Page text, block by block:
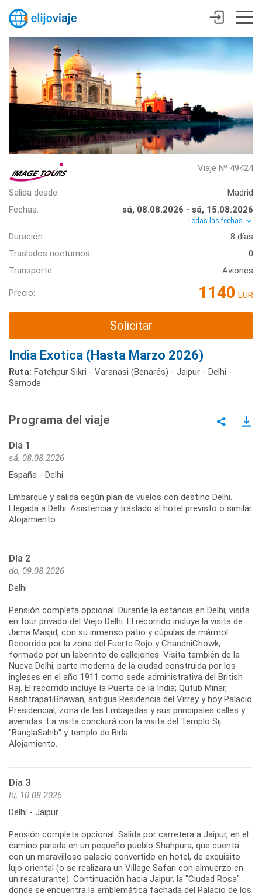
Viaje № 49424
Salida desde:
Madrid
Fechas:
sá, 08.08.2026 - sá, 15.08.2026
Todas las fechas
Duración:
8 días
Traslados nocturnos:
0
Transporte:
Aviones
Precio: 1140 EUR
Solicitar
India Exotica (Hasta Marzo 2026)
Ruta: Fatehpur Sikri - Varanasi (Benarés) - Jaipur - Delhi -
Samode
Programa del viaje
Día 1
sá, 08.08.2026
España - Delhi
Embarque y salida según plan de vuelos con destino Delhi.
Llegada a Delhi. Asistencia y traslado al hotel previsto o similar.
Alojamiento.
Día 2
do, 09.08.2026
Delhi
Pensión completa opcional. Durante la estancia en Delhi, visita
en tour privado del Viejo Delhi. El recorrido incluye la visita de
Jama Masjid, con su inmenso patio y cúpulas de mármol.
Recorrido por la zona del Fuerte Rojo y ChandniChowk,
formado por un laberinto de callejones. Visita también de la
Nueva Delhi, parte moderna de la ciudad construida por los
ingleses en el año 1911 como sede administrativa del British
Raj. El recorrido incluye la Puerta de la India; Qutub Minar,
RashtrapatiBhawan, antigua Residencia del Virrey y hoy Palacio
Presidencial, zona de las Embajadas y sus principales calles y
avenidas. La visita concluirá con la visita del Templo Sij
"BanglaSahib" y templo de Birla.
Alojamiento.
Día 3
lu, 10.08.2026
Delhi - Jaipur
Pensión completa opcional. Salida por carretera a Jaipur, en el
camino parada en un pequeño pueblo Shahpura, que cuenta
con un maravilloso palacio convertido en hotel, de exquisito
lujo oriental (o se realizara un Village Safari con almuerzo en
un resaturante). Continuación hacia Jaipur, la "Ciudad Rosa"
donde se encuentra la emblemática fachada del Palacio de los